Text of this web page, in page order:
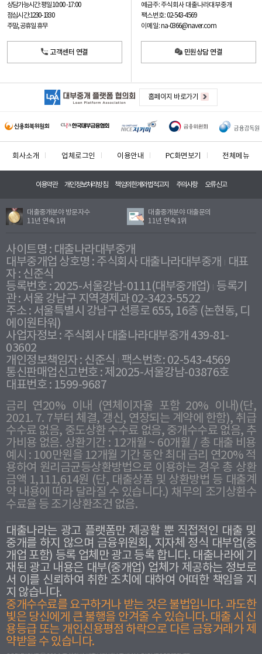
상담가능시간: 평일10:00 -17:00
점심시간: 12:30 - 13:30
주말, 공휴일 휴무
고객센터 연결
예금주: 주식회사 대출나라대부중개
팩스번호: 02-543-4569
이메일: na-0366@naver.com
민원상담 연결
홈페이지 바로가기
회사소개 업체로그인 이용안내 PC화면보기 전체메뉴
이용약관 개인정보처리방침 책임의한계와법적고지 주의사항 오류신고
대출중개분야 방문자수
11년 연속 1위
대출중개분야 대출문의
11년 연속 1위
사이트명 : 대출나라대부중개
대부중개업 상호명 : 주식회사 대출나라대부중개
대표
자 : 신준식
등록번호 : 2025-서울강남-0111(대부중개업) 등록기
관 : 서울 강남구 지역경제과 02-3423-5522
주소 : 서울특별시 강남구 선릉로 655, 16층 (논현동, 디
에이원타워)
사업자정보 : 주식회사 대출나라대부중개 439-81-
03602
개인정보책임자 : 신준식
팩스번호: 02-543-4569
통신판매업신고번호 : 제2025-서울강남-03876호
대표번호 : 1599-9687
금리 연20% 이내 (연체이자율 포함 20% 이내)(단,
2021. 7. 7부터 체결, 갱신, 연장되는 계약에 한함), 취급
수수료 없음, 중도상환 수수료 없음, 중개수수료 없음, 추
가비용 없음. 상환기간 : 12개월 ~ 60개월 / 총 대출 비용
예시 : 100만원을 12개월 기간 동안 최대 금리 연20% 적
용하여 원리금균등상환방법으로 이용하는 경우 총 상환
금액 1,111,614원 (단, 대출상품 및 상환방법 등 대출계
약 내용에 따라 달라질 수 있습니다.) 채무의 조기상환수
수료율 등 조기상환조건 없음.
대출나라는 광고 플랫폼만 제공할 뿐 직접적인 대출 및
중개를 하지 않으며 금융위원회, 지자체 정식 대부업(중
개업 포함) 등록 업체만 광고 등록 합니다. 대출나라에 기
재된 광고 내용은 대부(중개업) 업체가 제공하는 정보로
서 이를 신뢰하여 취한 조치에 대하여 어떠한 책임을 지
지 않습니다.
중개수수료를 요구하거나 받는 것은 불법입니다. 과도한
빛은 당신에게 큰 불행을 안겨줄 수 있습니다. 대출 시 신
용등급 또는 개인신용평점 하락으로 다른 금융거래가 제
약받을 수 있습니다.